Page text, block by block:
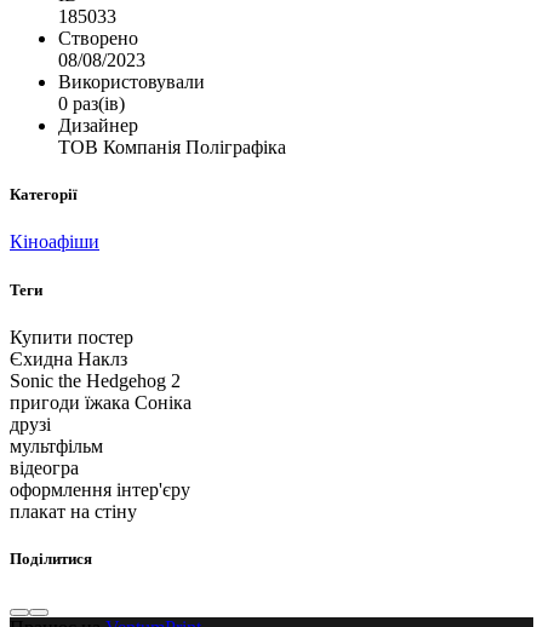
185033
Створено
08/08/2023
Використовували
0 раз(ів)
Дизайнер
ТОВ Компанія Поліграфіка
Категорії
Кіноафіши
Теги
Купити постер
Єхидна Наклз
Sonic the Hedgehog 2
пригоди їжака Соніка
друзі
мультфільм
відеогра
оформлення інтер'єру
плакат на стіну
Поділитися